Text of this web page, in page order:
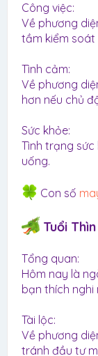
Công việc:
Về phương
tầm kiểm soát
Tình cảm:
Về phương
hơn nếu chủ
Sức khỏe:
Tình trạng
uống.
Con số
Tuổi Thìn
Tổng quan:
Hôm nay là
bạn thích nghi
Tài lộc:
Về phương
tránh đầu tư